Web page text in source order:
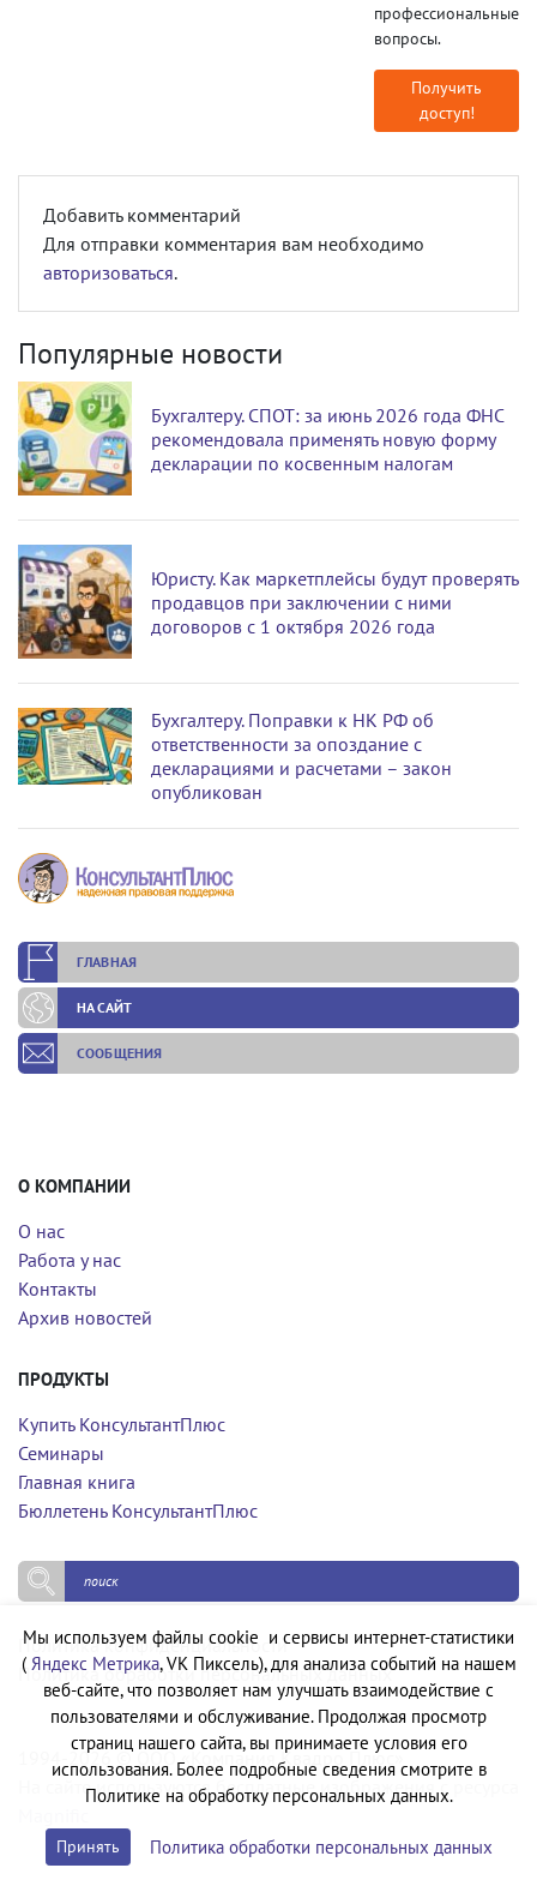
профессиональные
вопросы.
Получить
доступ!
Добавить комментарий
Для отправки комментария вам необходимо
авторизоваться.
Популярные новости
Бухгалтеру. СПОТ: за июнь 2026 года ФНС
рекомендовала применять новую форму
декларации по косвенным налогам
Юристу. Как маркетплейсы будут проверять
продавцов при заключении с ними
договоров с 1 октября 2026 года
Бухгалтеру. Поправки к НК РФ об
ответственности за опоздание с
декларациями и расчетами – закон
опубликован
ГЛАВНАЯ
НА САЙТ
СООБЩЕНИЯ
О КОМПАНИИ
О нас
Работа у нас
Контакты
Архив новостей
ПРОДУКТЫ
Купить КонсультантПлюс
Семинары
Главная книга
Бюллетень КонсультантПлюс
Политика конфиденциальности
Политика обработки персональных данных
1994-2026 © ООО «Компания Квадро Плюс»
На сайте используются бесплатные изображения с ресурса
Мы используем файлы cookie и сервисы интернет-статистики
( Яндекс Метрика, VK Пиксель), для анализа событий на нашем
веб-сайте, что позволяет нам улучшать взаимодействие с
пользователями и обслуживание. Продолжая просмотр
страниц нашего сайта, вы принимаете условия его
использования. Более подробные сведения смотрите в
Политике на обработку персональных данных.
Принять Политика обработки персональных данных